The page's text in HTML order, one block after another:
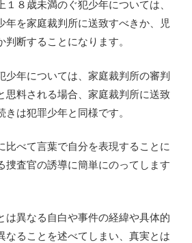
８歳未満のぐ犯少年については、
年を家庭裁判所に送致すべきか、児
断することになります。
少年については、家庭裁判所の審判
思料される場合、家庭裁判所に送致
は犯罪少年と同様です。
比べて言葉で自分を表現することに
捜査官の誘導に簡単にのってします
は異なる自白や事件の経緯や具体的
なることを述べてしまい、真実とは